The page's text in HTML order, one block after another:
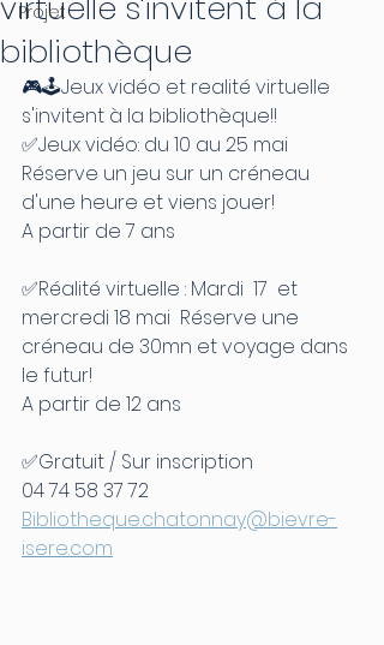
Projet
bibliothèque
🎮🕹Jeux vidéo et realité virtuelle
s'invitent à la bibliothèque!!
✅Jeux vidéo: du 10 au 25 mai
Réserve un jeu sur un créneau
d'une heure et viens jouer!
A partir de 7 ans
✅Réalité virtuelle : Mardi  17  et
mercredi 18 mai  Réserve une
créneau de 30mn et voyage dans
le futur!
A partir de 12 ans
✅Gratuit / Sur inscription
04 74 58 37 72
Bibliotheque.chatonnay@bievre-
isere.com